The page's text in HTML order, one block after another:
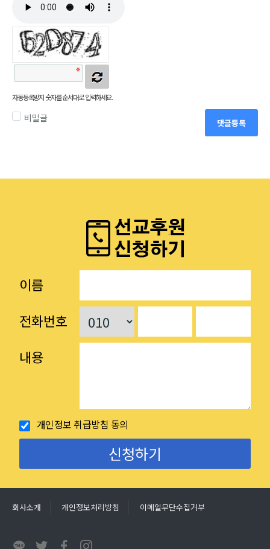
자동등록방지 숫자를 순서대로 입력하세요.
비밀글 댓글등록
이름
전화번호
내용
개인정보 취급방침 동의
회사소개 개인정보처리방침 이메일무단수집거부